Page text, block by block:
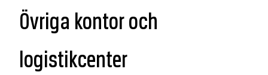
Övriga kontor och
logistikcenter